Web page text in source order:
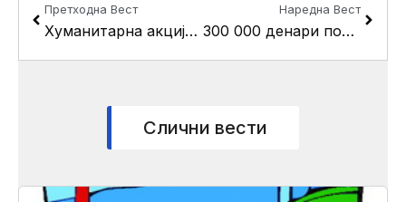
Претходна Вест
Хуманитарна акција” Да подадеме рака” во општина Кисела Вода
Наредна Вест
300 000 денари помош од Кисела Вода за Србија и БиХ, советниците ќе донираат 25% од својот паушал
Слични вести